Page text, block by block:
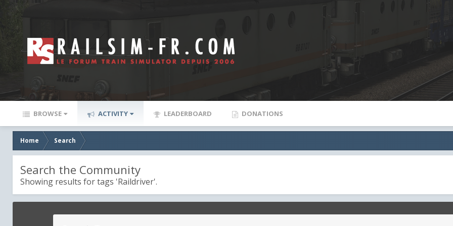
BROWSE ACTIVITY LEADERBOARD DONATIONS
Home Search
Search the Community
Showing results for tags 'Raildriver'.